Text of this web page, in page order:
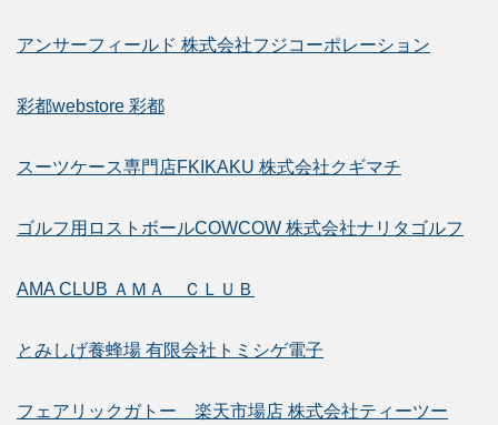
アンサーフィールド 株式会社フジコーポレーション
彩都webstore 彩都
スーツケース専門店FKIKAKU 株式会社クギマチ
ゴルフ用ロストボールCOWCOW 株式会社ナリタゴルフ
AMA CLUB ＡＭＡ ＣＬＵＢ
とみしげ養蜂場 有限会社トミシゲ電子
フェアリックガトー 楽天市場店 株式会社ティーツー